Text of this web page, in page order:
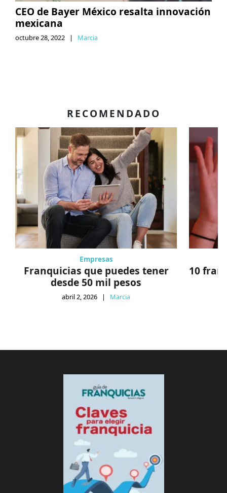
CEO de Bayer México resalta innovación
mexicana
octubre 28, 2022 | Marcia
RECOMENDADO
Empresas
Franquicias que puedes tener
desde 50 mil pesos
abril 2, 2026 | Marcia
10